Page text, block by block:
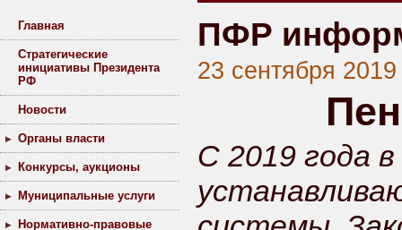
Главная
Стратегические
инициативы Президента
РФ
Новости
Органы власти
Конкурсы, аукционы
Муниципальные услуги
Нормативно-правовые
ПФР
23 сентября 2019
С 2019 года